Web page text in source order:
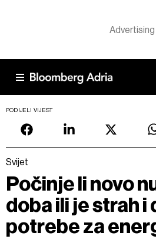
PODIJELI VIJEST
Svijet
Počinje li novo
doba ili je strah i
potrebe za